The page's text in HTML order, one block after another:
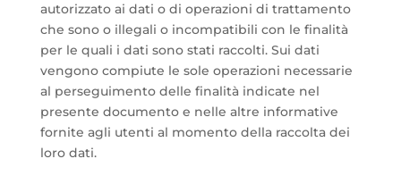
autorizzato ai dati o di operazioni di trattamento
che sono o illegali o incompatibili con le finalità
per le quali i dati sono stati raccolti. Sui dati
vengono compiute le sole operazioni necessarie
al perseguimento delle finalità indicate nel
presente documento e nelle altre informative
fornite agli utenti al momento della raccolta dei
loro dati.